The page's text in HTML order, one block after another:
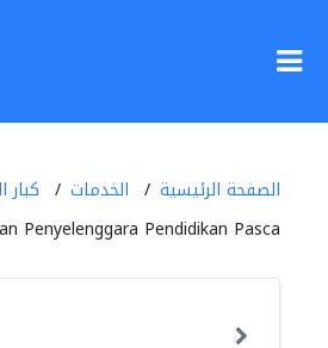
الصفحة الرئيسية الخدمات
كبار
Penyelenggara Pendidikan Pasca